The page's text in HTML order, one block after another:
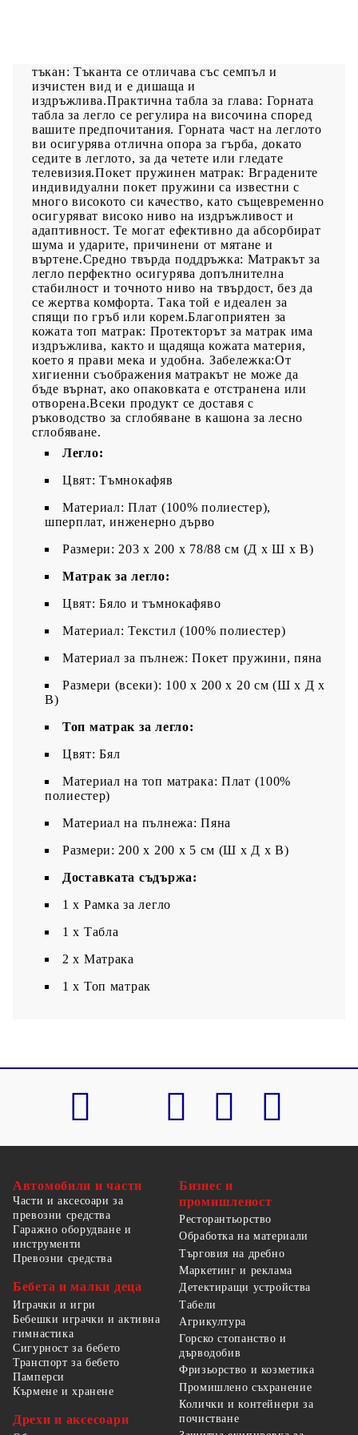
тъкан: Тъканта се отличава със семпъл и
изчистен вид и е дишаща и
издръжлива.Практична табла за глава: Горната
табла за легло се регулира на височина според
вашите предпочитания. Горната част на леглото
ви осигурява отлична опора за гърба, докато
седите в леглото, за да четете или гледате
телевизия.Покет пружинен матрак: Вградените
индивидуални покет пружини са известни с
много високото си качество, като същевременно
осигуряват високо ниво на издръжливост и
адаптивност. Те могат ефективно да абсорбират
шума и ударите, причинени от мятане и
въртене.Средно твърда поддръжка: Матракът за
легло перфектно осигурява допълнителна
стабилност и точното ниво на твърдост, без да
се жертва комфорта. Така той е идеален за
спящи по гръб или корем.Благоприятен за
кожата топ матрак: Протекторът за матрак има
издръжлива, както и щадяща кожата материя,
което я прави мека и удобна. Забележка:От
хигиенни съображения матракът не може да
бъде върнат, ако опаковката е отстранена или
отворена.Всеки продукт се доставя с
ръководство за сглобяване в кашона за лесно
сглобяване.
Легло:
Цвят: Тъмнокафяв
Материал: Плат (100% полиестер),
шперплат, инженерно дърво
Размери: 203 x 200 x 78/88 см (Д x Ш x В)
Матрак за легло:
Цвят: Бяло и тъмнокафяво
Материал: Текстил (100% полиестер)
Материал за пълнеж: Покет пружини, пяна
Размери (всеки): 100 x 200 x 20 см (Ш x Д x
В)
Топ матрак за легло:
Цвят: Бял
Материал на топ матрака: Плат (100%
полиестер)
Материал на пълнежа: Пяна
Размери: 200 x 200 x 5 см (Ш x Д x В)
Доставката съдържа:
1 x Рамка за легло
1 x Табла
2 x Матрака
1 х Топ матрак
Автомобили и части
Части и аксесоари за
превозни средства
Гаражно оборудване и
инструменти
Превозни средства
Бебета и малки деца
Играчки и игри
Бебешки играчки и активна
гимнастика
Сигурност за бебето
Транспорт за бебето
Памперси
Кърмене и хранене
Дрехи и аксесоари
Бизнес и
промишленост
Ресторантьорство
Обработка на материали
Търговия на дребно
Маркетинг и реклама
Детектиращи устройства
Табели
Агрикултура
Горско стопанство и
дърводобив
Фризьорство и козметика
Промишлено съхранение
Колички и контейнери за
почистване